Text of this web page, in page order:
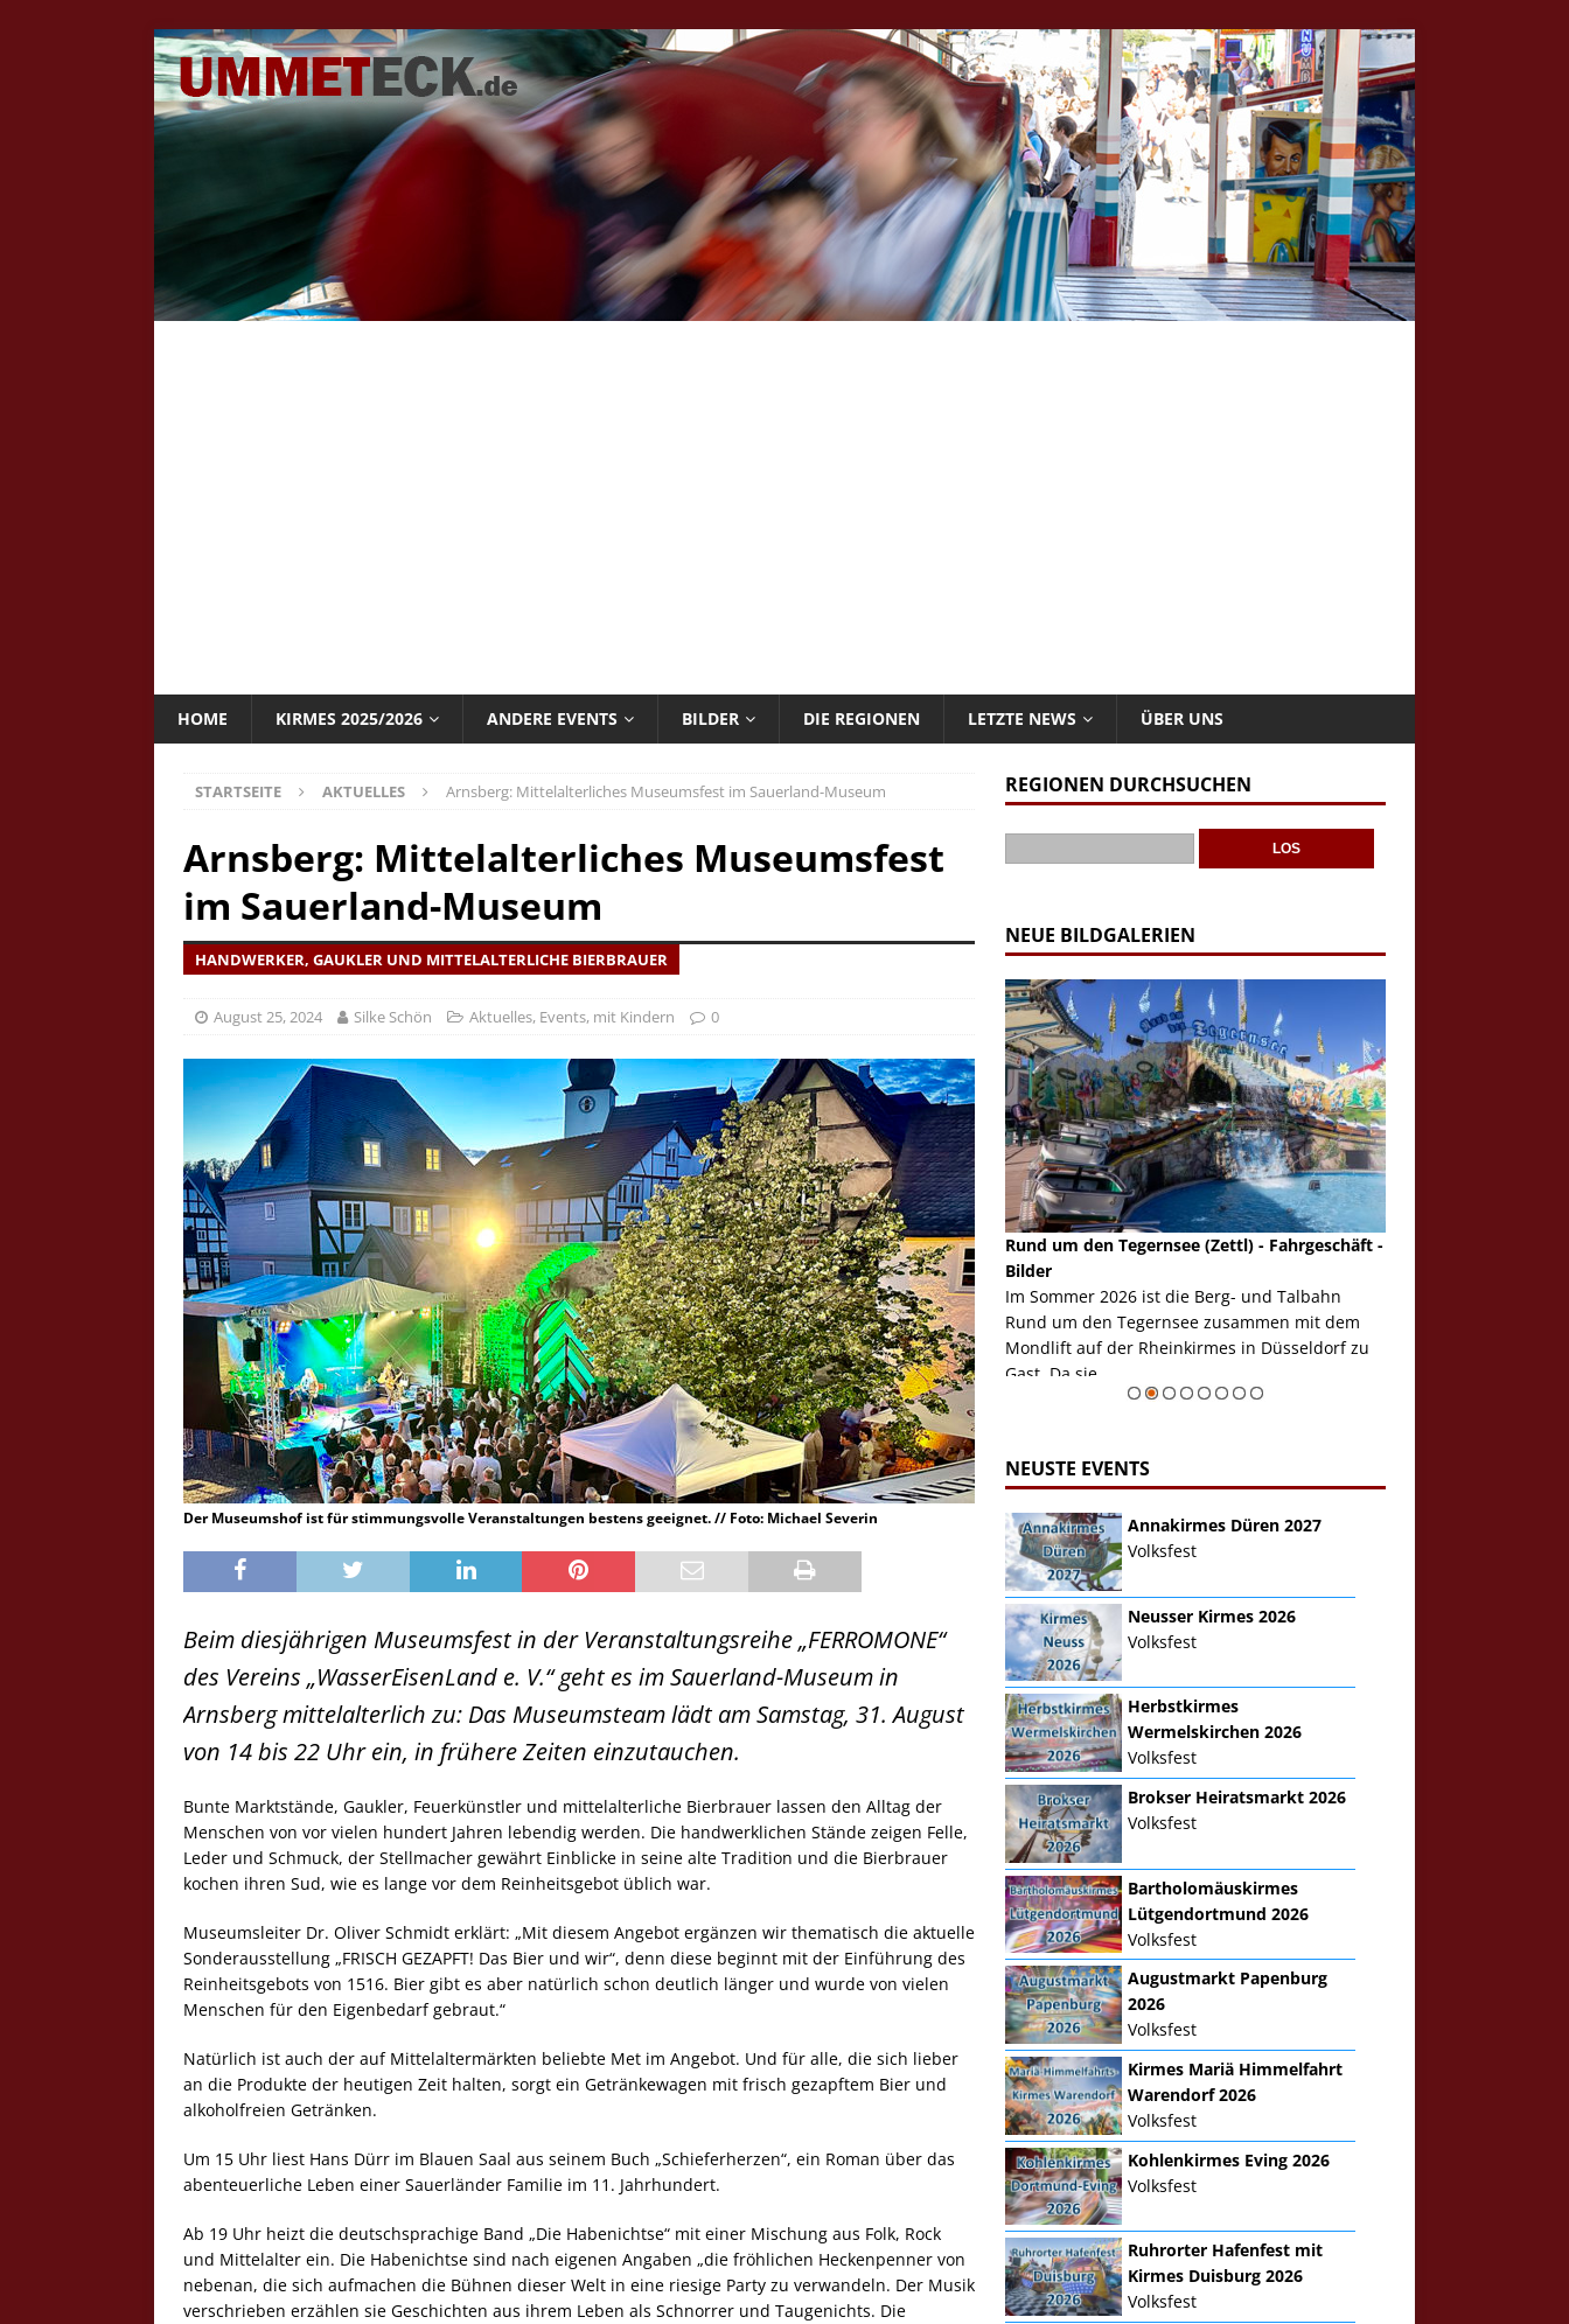
HOME KIRMES 2025/2026 ANDERE EVENTS BILDER DIE REGIONEN LETZTE NEWS ÜBER UNS
STARTSEITE AKTUELLES Arnsberg: Mittelalterliches Museumsfest im Sauerland-Museum
Arnsberg: Mittelalterliches Museumsfest
im Sauerland-Museum
HANDWERKER, GAUKLER UND MITTELALTERLICHE BIERBRAUER
August 25, 2024 Silke Schön Aktuelles, Events, mit Kindern 0
Der Museumshof ist für stimmungsvolle Veranstaltungen bestens geeignet. // Foto: Michael Severin
Beim diesjährigen Museumsfest in der Veranstaltungsreihe „FERROMONE“
des Vereins „WasserEisenLand e. V.“ geht es im Sauerland-Museum in
Arnsberg mittelalterlich zu: Das Museumsteam lädt am Samstag, 31. August
von 14 bis 22 Uhr ein, in frühere Zeiten einzutauchen.
Bunte Marktstände, Gaukler, Feuerkünstler und mittelalterliche Bierbrauer lassen den Alltag der
Menschen von vor vielen hundert Jahren lebendig werden. Die handwerklichen Stände zeigen Felle,
Leder und Schmuck, der Stellmacher gewährt Einblicke in seine alte Tradition und die Bierbrauer
kochen ihren Sud, wie es lange vor dem Reinheitsgebot üblich war.
Museumsleiter Dr. Oliver Schmidt erklärt: „Mit diesem Angebot ergänzen wir thematisch die aktuelle
Sonderausstellung „FRISCH GEZAPFT! Das Bier und wir“, denn diese beginnt mit der Einführung des
Reinheitsgebots von 1516. Bier gibt es aber natürlich schon deutlich länger und wurde von vielen
Menschen für den Eigenbedarf gebraut.“
Natürlich ist auch der auf Mittelaltermärkten beliebte Met im Angebot. Und für alle, die sich lieber
an die Produkte der heutigen Zeit halten, sorgt ein Getränkewagen mit frisch gezapftem Bier und
alkoholfreien Getränken.
Um 15 Uhr liest Hans Dürr im Blauen Saal aus seinem Buch „Schieferherzen“, ein Roman über das
abenteuerliche Leben einer Sauerländer Familie im 11. Jahrhundert.
Ab 19 Uhr heizt die deutschsprachige Band „Die Habenichtse“ mit einer Mischung aus Folk, Rock
und Mittelalter ein. Die Habenichtse sind nach eigenen Angaben „die fröhlichen Heckenpenner von
nebenan, die sich aufmachen die Bühnen dieser Welt in eine riesige Party zu verwandeln. Der Musik
verschrieben erzählen sie Geschichten aus ihrem Leben als Schnorrer und Taugenichts. Die
REGIONEN DURCHSUCHEN
NEUE BILDGALERIEN
Rheinkirmes Düsseldorf 2022
Auch im Jahr 2026 immer noch mal einen Blick
Wert, die Rheinkirmes aus dem Jahr 2022. Am
Sonntag Nachmittag waren wir bei herrlichem
Sommerw...
Zur Bildgalerie
Rund um den Tegernsee (Zettl) - Fahrgeschäft -
Bilder
Im Sommer 2026 ist die Berg- und Talbahn
Rund um den Tegernsee zusammen mit dem
Mondlift auf der Rheinkirmes in Düsseldorf zu
Gast. Da sie ...
Crazy Outback (Kollmann) - Laufgeschäft -
Bilder
Schau Dir hier Bilder vom Laufgeschäft "Crazy
Outback" an.
Zur Bildgalerie
NEUSTE EVENTS
Annakirmes Düren 2027
Volksfest
Neusser Kirmes 2026
Volksfest
Herbstkirmes
Wermelskirchen 2026
Volksfest
Brokser Heiratsmarkt 2026
Volksfest
Bartholomäuskirmes
Lütgendortmund 2026
Volksfest
Augustmarkt Papenburg
2026
Volksfest
Kirmes Mariä Himmelfahrt
Warendorf 2026
Volksfest
Kohlenkirmes Eving 2026
Volksfest
Ruhrorter Hafenfest mit
Kirmes Duisburg 2026
Volksfest